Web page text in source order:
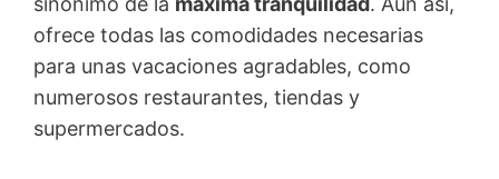
ofrece todas las comodidades necesarias
para unas vacaciones agradables, como
numerosos restaurantes, tiendas y
supermercados.